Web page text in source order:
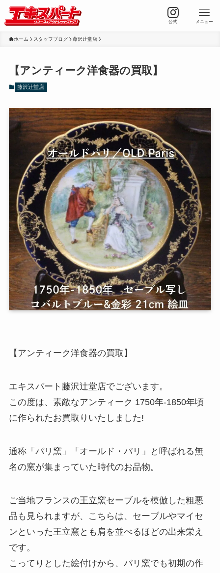
公式 メニュー
ホーム スタッフブログ 藤沢辻堂店
【アンティーク洋食器の買取】
藤沢辻堂店
【アンティーク洋食器の買取】
エキスパート藤沢辻堂店でございます。
この度は、素敵なアンティーク 1750年-1850年頃
に作られたお買取りいたしました!
通称「パリ窯」「オールド・パリ」と呼ばれる無
名の窯が集まっていた時代のお品物。
ご当地フランスの王立窯セーブルを模倣した粗悪
品も見られますが、こちらは、セーブルやマイセ
ンといった王立窯とも肩を並べるほどの出来栄え
です。
こってりとした絵付けから、パリ窯でも初期の作